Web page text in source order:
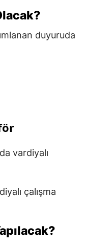
duyuruda
vardiyalı
çalışma